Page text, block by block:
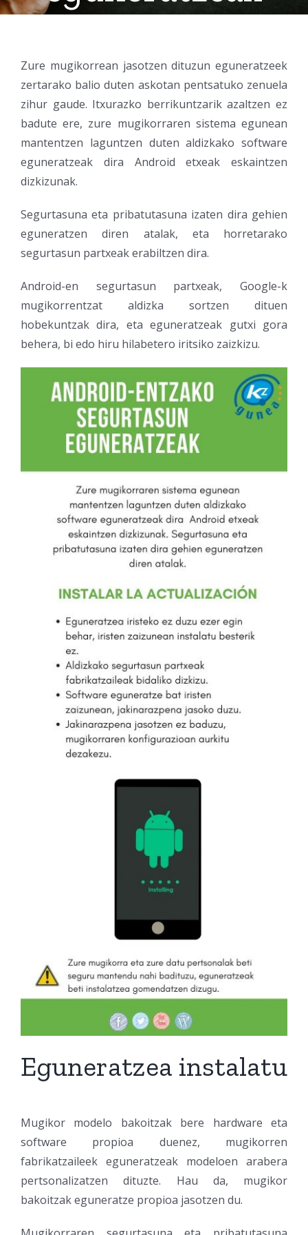
Zure mugikorrean jasotzen dituzun eguneratzeek
zertarako balio duten askotan pentsatuko zenuela
zihur gaude. Itxurazko berrikuntzarik azaltzen ez
badute ere, zure mugikorraren sistema egunean
mantentzen laguntzen duten aldizkako software
eguneratzeak dira Android etxeak eskaintzen
dizkizunak.
Segurtasuna eta pribatutasuna izaten dira gehien
eguneratzen diren atalak, eta horretarako
segurtasun partxeak erabiltzen dira.
Android-en segurtasun partxeak, Google-k
mugikorrentzat aldizka sortzen dituen
hobekuntzak dira, eta eguneratzeak gutxi gora
behera, bi edo hiru hilabetero iritsiko zaizkizu.
Eguneratzea instalatu
Mugikor modelo bakoitzak bere hardware eta
software propioa duenez, mugikorren
fabrikatzaileek eguneratzeak modeloen arabera
pertsonalizatzen dituzte. Hau da, mugikor
bakoitzak eguneratze propioa jasotzen du.